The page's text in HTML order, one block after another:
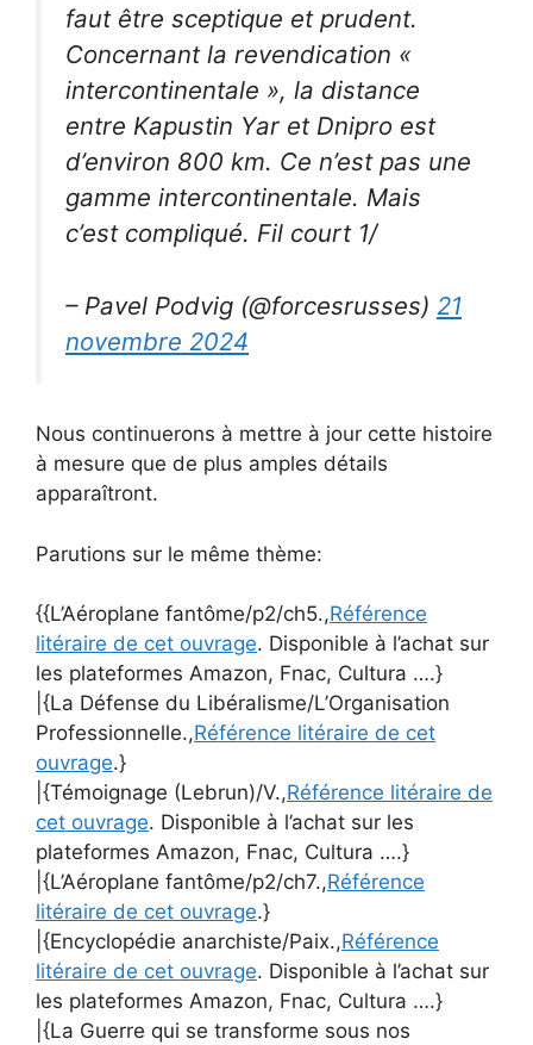
faut être sceptique et prudent.
Concernant la revendication «
intercontinentale », la distance
entre Kapustin Yar et Dnipro est
d’environ 800 km. Ce n’est pas une
gamme intercontinentale. Mais
c’est compliqué. Fil court 1/
– Pavel Podvig (@forcesrusses) 21
novembre 2024
Nous continuerons à mettre à jour cette histoire
à mesure que de plus amples détails
apparaîtront.
Parutions sur le même thème:
{{L’Aéroplane fantôme/p2/ch5.,Référence
litéraire de cet ouvrage. Disponible à l’achat sur
les plateformes Amazon, Fnac, Cultura ….}
|{La Défense du Libéralisme/L’Organisation
Professionnelle.,Référence litéraire de cet
ouvrage.}
|{Témoignage (Lebrun)/V.,Référence litéraire de
cet ouvrage. Disponible à l’achat sur les
plateformes Amazon, Fnac, Cultura ….}
|{L’Aéroplane fantôme/p2/ch7.,Référence
litéraire de cet ouvrage.}
|{Encyclopédie anarchiste/Paix.,Référence
litéraire de cet ouvrage. Disponible à l’achat sur
les plateformes Amazon, Fnac, Cultura ….}
|{La Guerre qui se transforme sous nos